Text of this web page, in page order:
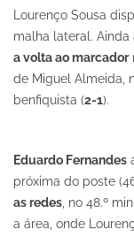
Lourenço Sousa
malha lateral. Ainda
a volta ao marcador
de Miguel Almeida,
benfiquista (2-1).
Eduardo Fernandes
próxima do poste
as redes , no 48.º
a área, onde